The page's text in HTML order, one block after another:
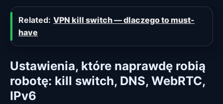
Related: VPN kill switch — dlaczego to must-
have
Ustawienia, które naprawdę robią
robotę: kill switch, DNS, WebRTC,
IPv6